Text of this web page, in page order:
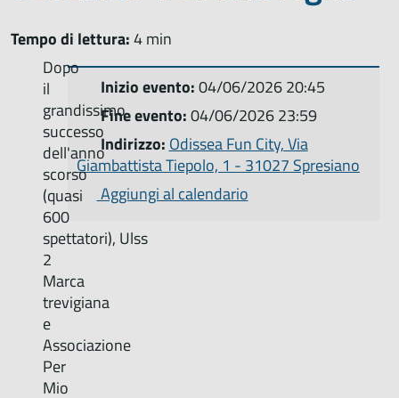
Tempo di lettura:4 min
Inizio evento:04/06/2026 20:45
Fine evento:04/06/2026 23:59
Indirizzo: Odissea Fun City, Via
Giambattista Tiepolo, 1 - 31027 Spresiano
Aggiungi al calendario
Dopo
il
grandissimo
successo
dell'anno
scorso
(quasi
600
spettatori), Ulss
2
Marca
trevigiana
e
Associazione
Per
Mio